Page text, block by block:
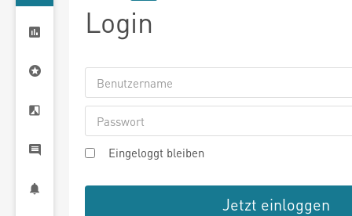
Login
Eingeloggt bleiben
Jetzt einloggen